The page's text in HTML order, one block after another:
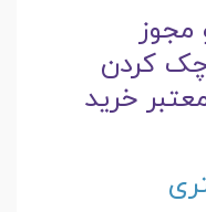
مجوز
چک کردن
خرید